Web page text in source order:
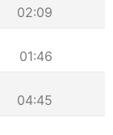
02:09
01:46
04:45